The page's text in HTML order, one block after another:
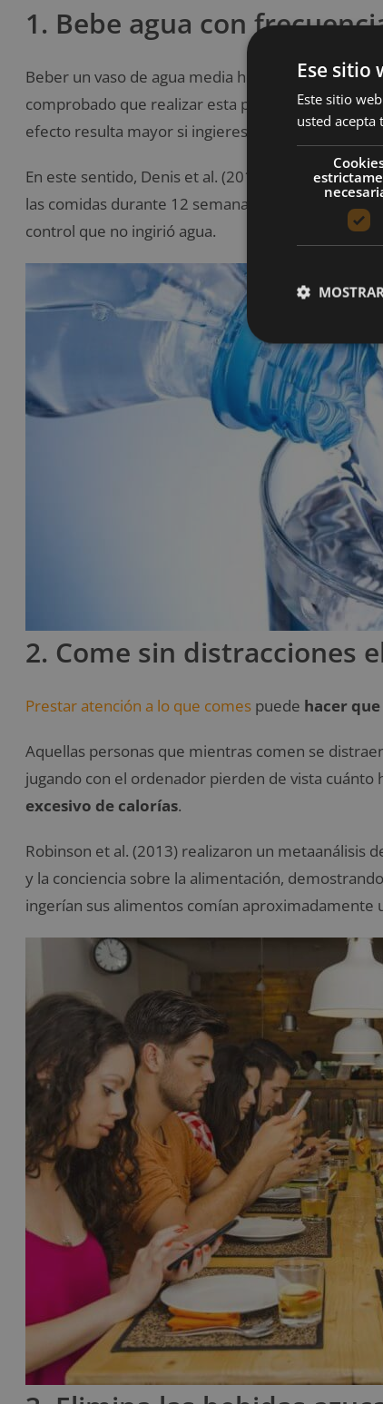
1. Bebe agua con
Beber un vaso de agua media hora antes de las
comprobado que realizar esta práctica reduce el
efecto resulta mayor si ingieres menos bebidas
En este sentido, Denis et al. (2010) demostraron
las comidas durante 12 semanas disminuyeron
control que no ingirió agua.
2. Come sin distracciones
Prestar atención a lo que comes puede hacer
Aquellas personas que mientras comen se
jugando con el ordenador pierden de vista cuánto
excesivo de calorías.
Robinson et al. (2013) realizaron un metaanálisis
y la conciencia sobre la alimentación,
ingerían sus alimentos comían aproximadamente
Ese sitio
Este sitio
usted acepta